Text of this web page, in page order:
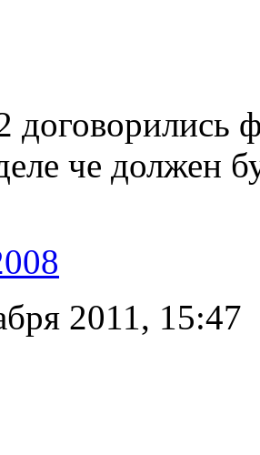
договорились
че должен
2011, 15:47